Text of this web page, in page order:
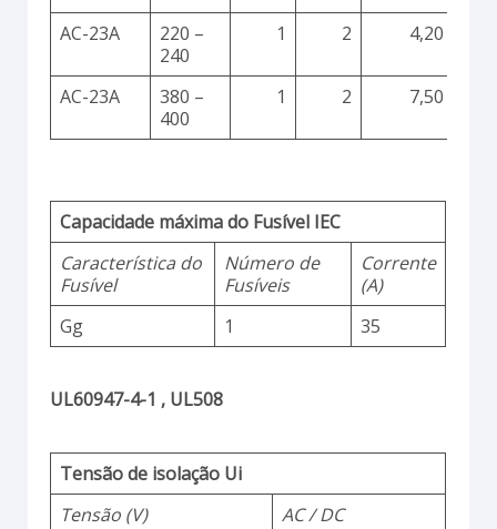
AC-23A
220 –
240
1 2 4,20
AC-23A
380 –
400
1 2 7,50
Capacidade máxima do Fusível IEC
Característica do
Fusível
Número de
Fusíveis
Corrente
(A)
Gg
1 35
UL60947-4-1 , UL508
Tensão de isolação Ui
Tensão (V)
AC / DC